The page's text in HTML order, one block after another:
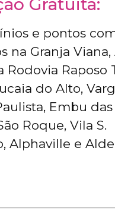
Gratuita:
e pontos
na Granja Viana,
Raposo
do Alto,
Embu das
Roque, Vila S.
Alphaville e